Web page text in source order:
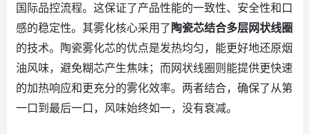
国际品控流程。这保证了产品性能的一致性、安全性和口
感的稳定性。其雾化核心采用了 陶瓷芯结合多层网状线圈
的技术。陶瓷雾化芯的优点是发热均匀，能更好地还原烟
油风味，避免糊芯产生焦味；而网状线圈则能提供更快速
的加热响应和更充分的雾化效率。两者结合，确保了从第
一口到最后一口，风味始终如一，没有衰减。